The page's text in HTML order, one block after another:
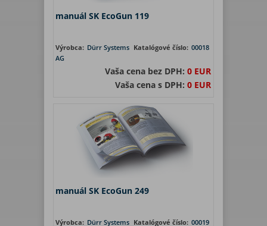
manuál SK EcoGun 119
Výrobca: Dürr Systems
AG
Katalógové číslo: 00018
Vaša cena bez DPH: 0 EUR
Vaša cena s DPH: 0 EUR
manuál SK EcoGun 249
Výrobca: Dürr Systems Katalógové číslo: 00019